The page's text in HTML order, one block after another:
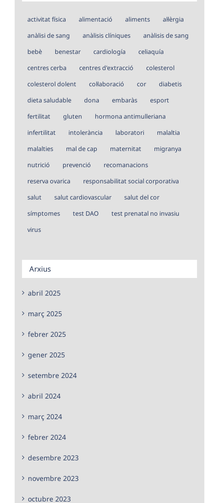
activitat física alimentació aliments
al·lèrgia
anàlisi de sang
anàlisis clíniques
anàlisis de sang
bebè
benestar cardiología
celiaquía
centres cerba
centres d'extracció
colesterol
colesterol dolent
col·laboració cor
diabetis
dieta saludable
dona embaràs
esport
fertilitat
gluten
hormona antimulleriana
infertilitat
intolerància laboratori
malaltia
malalties
mal de cap maternitat
migranya
nutrició
prevenció
recomanacions
reserva ovarica
responsabilitat social corporativa
salut
salut cardiovascular
salut del cor
símptomes
test DAO
test prenatal no invasiu
virus
Arxius
abril 2025
març 2025
febrer 2025
gener 2025
setembre 2024
abril 2024
març 2024
febrer 2024
desembre 2023
novembre 2023
octubre 2023